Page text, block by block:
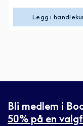
Legg i
Bli medlem i
50% på en